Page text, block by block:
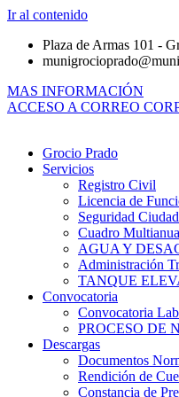
Ir al contenido
Plaza de Armas 101 -
MAS INFORMACIÓN
ACCESO A CORREO
Grocio Prado
Servicios
Registro Civil
Licencia de
Seguridad
Cuadro
AGUA Y
Administración
TANQUE
Convocatoria
Convocatoria
PROCESO DE
Descargas
Documentos
Rendición de
Constancia de